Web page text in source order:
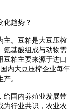
化趋势？
主。豆粕是大豆压榨
氨基酸组成与动物需
豆粕主要来源于进口
内大豆压榨企业每年
。
给国内养殖业发展带
为行业共识，农业农